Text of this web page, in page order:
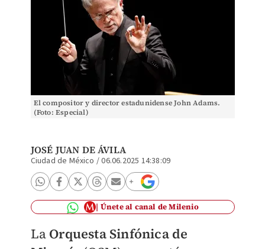
El compositor y director estadunidense John Adams.
(Foto: Especial)
JOSÉ JUAN DE ÁVILA
Ciudad de México /06.06.2025 14:38:09
Únete al canal de Milenio
LaOrquesta Sinfónica de